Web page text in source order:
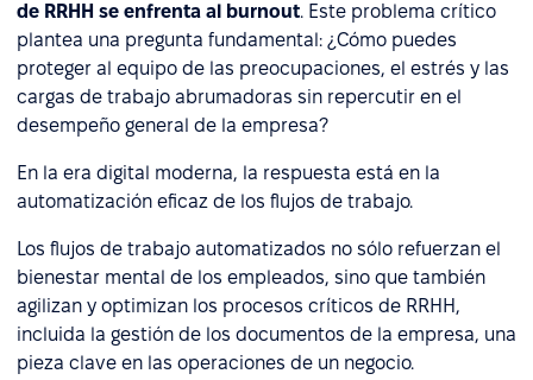
de RRHH se enfrenta al burnout. Este problema crítico
plantea una pregunta fundamental: ¿Cómo puedes
proteger al equipo de las preocupaciones, el estrés y las
cargas de trabajo abrumadoras sin repercutir en el
desempeño general de la empresa?
En la era digital moderna, la respuesta está en la
automatización eficaz de los flujos de trabajo.
Los flujos de trabajo automatizados no sólo refuerzan el
bienestar mental de los empleados, sino que también
agilizan y optimizan los procesos críticos de RRHH,
incluida la gestión de los documentos de la empresa, una
pieza clave en las operaciones de un negocio.